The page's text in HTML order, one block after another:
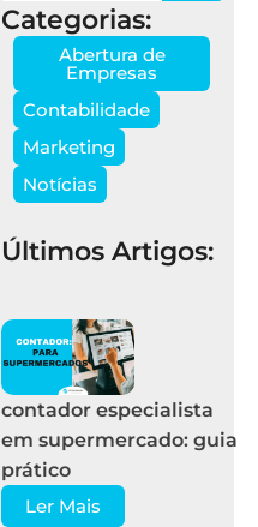
Categorias:
Abertura de
Empresas
Contabilidade
Marketing
Notícias
Últimos Artigos:
contador especialista
em supermercado: guia
prático
Ler Mais